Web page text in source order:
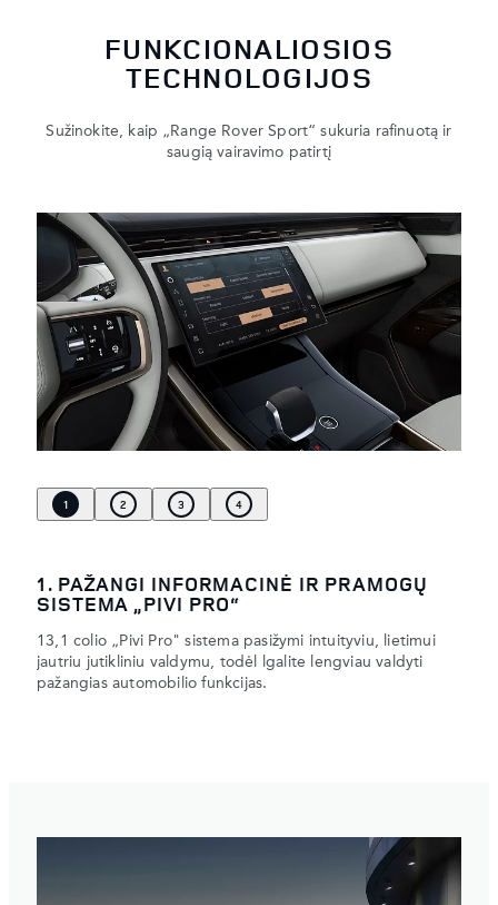
FUNKCIONALIOSIOS
TECHNOLOGIJOS
Sužinokite, kaip „Range Rover Sport“ sukuria rafinuotą ir
saugią vairavimo patirtį
1 2 3 4
1. PAŽANGI INFORMACINĖ IR PRAMOGŲ
SISTEMA „PIVI PRO“
13,1 colio „Pivi Pro" sistema pasižymi intuityviu, lietimui
jautriu jutikliniu valdymu, todėl lgalite lengviau valdyti
pažangias automobilio funkcijas.